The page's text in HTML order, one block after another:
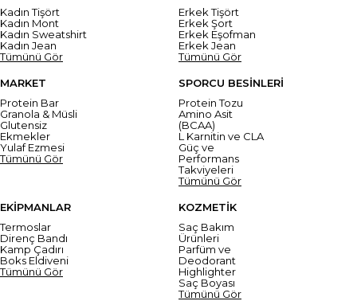
Kadın Tişört
Kadın Mont
Kadın Sweatshirt
Kadın Jean
Tümünü Gör
Erkek Tişört
Erkek Şort
Erkek Eşofman
Erkek Jean
Tümünü Gör
MARKET
Protein Bar
Granola & Müsli
Glutensiz
Ekmekler
Yulaf Ezmesi
Tümünü Gör
SPORCU BESİNLERİ
Protein Tozu
Amino Asit
(BCAA)
L Karnitin ve CLA
Güç ve
Performans
Takviyeleri
Tümünü Gör
EKİPMANLAR
Termoslar
Direnç Bandı
Kamp Çadırı
Boks Eldiveni
Tümünü Gör
KOZMETİK
Saç Bakım
Ürünleri
Parfüm ve
Deodorant
Highlighter
Saç Boyası
Tümünü Gör